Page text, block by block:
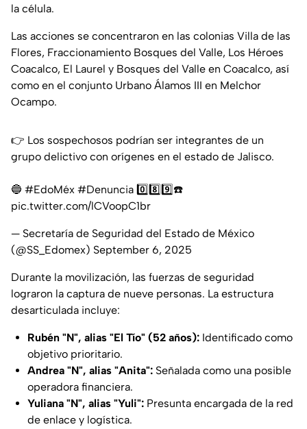
la célula.
Las acciones se concentraron en las colonias Villa de las
Flores, Fraccionamiento Bosques del Valle, Los Héroes
Coacalco, El Laurel y Bosques del Valle en Coacalco, así
como en el conjunto Urbano Álamos III en Melchor
Ocampo.
👉 Los sospechosos podrían ser integrantes de un
grupo delictivo con orígenes en el estado de Jalisco.
🔵 #EdoMéx #Denuncia 0️⃣8️⃣9️⃣☎️
pic.twitter.com/lCVoopC1br
— Secretaría de Seguridad del Estado de México
(@SS_Edomex) September 6, 2025
Durante la movilización, las fuerzas de seguridad
lograron la captura de nueve personas. La estructura
desarticulada incluye:
Rubén "N", alias "El Tío" (52 años): Identificado como
objetivo prioritario.
Andrea "N", alias "Anita": Señalada como una posible
operadora financiera.
Yuliana "N", alias "Yuli": Presunta encargada de la red
de enlace y logística.